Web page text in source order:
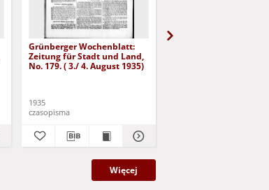
Grünberger Wochenblatt:
Zeitung für Stadt und Land,
No. 179. ( 3./ 4. August 1935)
1935
czasopisma
Więcej